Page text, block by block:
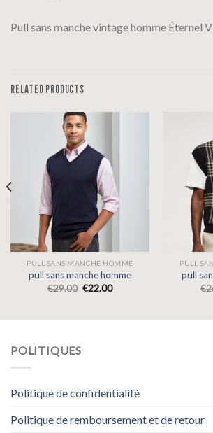
Pull sans manche vintage homme Éternel
RELATED PRODUCTS
PULL SANS MANCHE HOMME
pull sans manche homme
€29.00 €22.00
PULL
pull
€
POLITIQUES
Politique de confidentialité
Politique de remboursement et de retour